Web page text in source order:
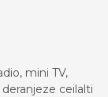
mini TV,
ceilalti